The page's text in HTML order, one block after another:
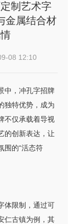
制艺术字
金属结合材
08 12:10
中，冲孔字招牌
独特优势，成为
不仅承载着导视
的创新表达，让
围的“活态符
体限制，通过可
仁古镇为例，其